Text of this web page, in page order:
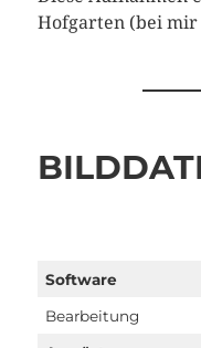
Hofgarten (bei mir
Software
Bearbeitung